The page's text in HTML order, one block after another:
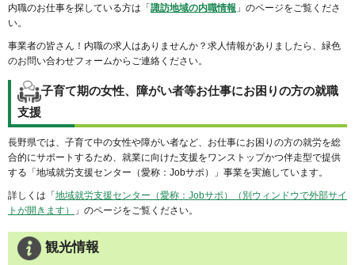
内職のお仕事を探している方は「諏訪地域の内職情報 」のページをご覧くださ
い。
事業者の皆さん！内職の求人はありませんか？求人情報がありましたら、緑色
のお問い合わせフォームからご連絡ください。
子育て期の女性、障がい者等お仕事にお困りの方の就職
支援
長野県では、子育て中の女性や障がい者など、お仕事にお困りの方の就労を総
合的にサポートするため、就業に向けた支援をワンストップかつ伴走型で提供
する「地域就労支援センター（愛称：Jobサポ）」事業を実施しています。
詳しくは「 地域就労支援センター（愛称：Jobサポ）（別ウィンドウで外部サイ
トが開きます）
」のページをご覧ください。
観光情報